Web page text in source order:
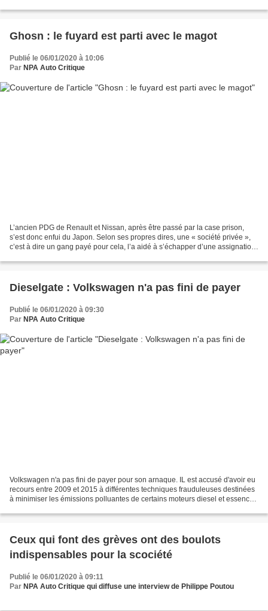
Ghosn : le fuyard est parti avec le magot
Publié le 06/01/2020 à 10:06
Par NPA Auto Critique
L’ancien PDG de Renault et Nissan, après être passé par la case prison,
s’est donc enfui du Japon. Selon ses propres dires, une « société privée »,
c’est à dire un gang payé pour cela, l’a aidé à s’échapper d’une assignation
Dieselgate : Volkswagen n'a pas fini de payer
Publié le 06/01/2020 à 09:30
Par NPA Auto Critique
Volkswagen n'a pas fini de payer pour son arnaque. IL est accusé d'avoir eu
recours entre 2009 et 2015 à différentes techniques frauduleuses destinées
à minimiser les émissions polluantes de certains moteurs diesel et essence
Ceux qui font des grèves ont des boulots
indispensables pour la scociété
Publié le 06/01/2020 à 09:11
Par NPA Auto Critique qui diffuse une interview de Philippe Poutou